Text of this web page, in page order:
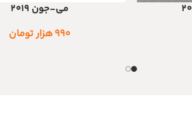
می-جون 2019
۹۹۰هزار تومان